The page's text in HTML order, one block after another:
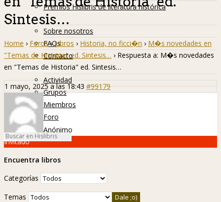
Premios Hislibris de literatura histórica
Info
Sobre nosotros
FAQs
Contacto
Hislibreños
Actividad
Grupos
Miembros
Foro
Sintesis…
Home › Foros › Libros › Historia, no ficci�n › M�s novedades en
"Temas de Historia" ed. Sintesis… › Respuesta a: M�s novedades
en "Temas de Historia" ed. Sintesis…
1 mayo, 2025 a las 18:43 #99179
Anónimo
Invitado
Encuentra libros
Categorías
Temas